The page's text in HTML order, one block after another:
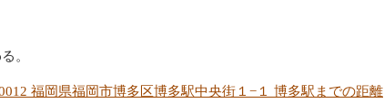
。
福岡県福岡市博多区博多駅中央街１−１ 博多駅までの距離